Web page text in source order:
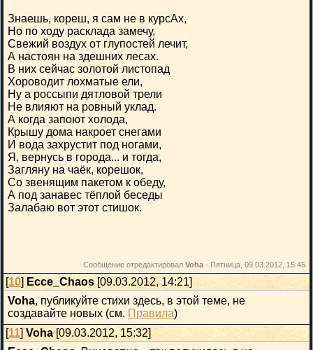
Знаешь, кореш, я сам не в курсАх,
Но по ходу расклада замечу,
Свежий воздух от глупостей лечит,
А настоян на здешних лесах.
В них сейчас золотой листопад
Хороводит лохматые ели,
Ну а россыпи дятловой трели
Не влияют на ровный уклад.
А когда запоют холода,
Крышу дома накроет снегами
И вода захрустит под ногами,
Я, вернусь в города... и тогда,
Загляну на чаёк, корешок,
Со звенящим пакетом к обеду,
А под занавес тёплой беседы
Залабаю вот этот стишок.
Сообщение отредактировал Voha - Пятница, 09.03.2012, 15:45
[10]Ecce_Chaos [09.03.2012, 14:21]
Voha, публикуйте стихи здесь, в этой теме, не
создавайте новых (см. Правила)
[11] Voha [09.03.2012, 15:32]